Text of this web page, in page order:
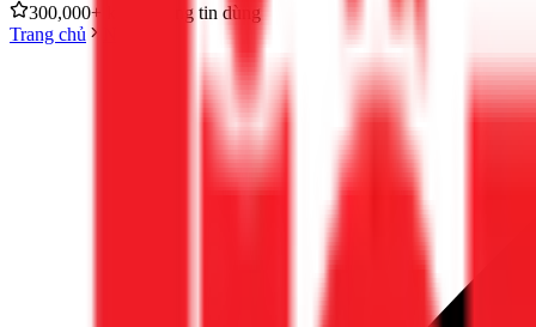
300,000+ khách hàng tin dùng
Trang chủ